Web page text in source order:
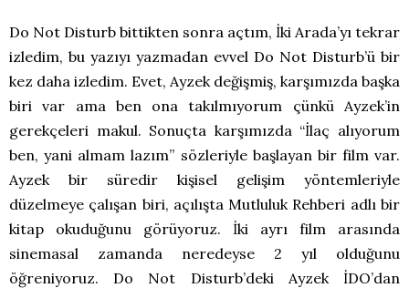
Do Not Disturb bittikten sonra açtım, İki Arada’yı tekrar
izledim, bu yazıyı yazmadan evvel Do Not Disturb’ü bir
kez daha izledim. Evet, Ayzek değişmiş, karşımızda başka
biri var ama ben ona takılmıyorum çünkü Ayzek’in
gerekçeleri makul. Sonuçta karşımızda “İlaç alıyorum
ben, yani almam lazım” sözleriyle başlayan bir film var.
Ayzek bir süredir kişisel gelişim yöntemleriyle
düzelmeye çalışan biri, açılışta Mutluluk Rehberi adlı bir
kitap okuduğunu görüyoruz. İki ayrı film arasında
sinemasal zamanda neredeyse 2 yıl olduğunu
öğreniyoruz. Do Not Disturb’deki Ayzek İDO’dan